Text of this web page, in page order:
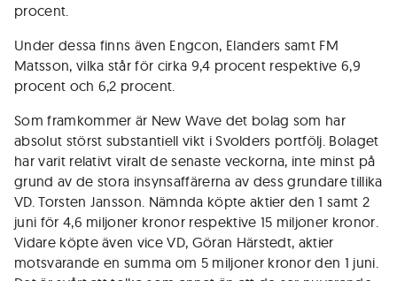
procent.
Under dessa finns även Engcon, Elanders samt FM
Matsson, vilka står för cirka 9,4 procent respektive 6,9
procent och 6,2 procent.
Som framkommer är New Wave det bolag som har
absolut störst substantiell vikt i Svolders portfölj. Bolaget
har varit relativt viralt de senaste veckorna, inte minst på
grund av de stora insynsaffärerna av dess grundare tillika
VD. Torsten Jansson. Nämnda köpte aktier den 1 samt 2
juni för 4,6 miljoner kronor respektive 15 miljoner kronor.
Vidare köpte även vice VD, Göran Härstedt, aktier
motsvarande en summa om 5 miljoner kronor den 1 juni.